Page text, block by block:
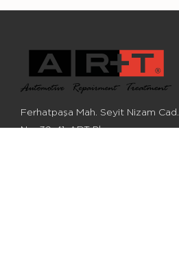
Ferhatpaşa Mah. Seyit Nizam Cad.
No: 39-41, ART Plaza,